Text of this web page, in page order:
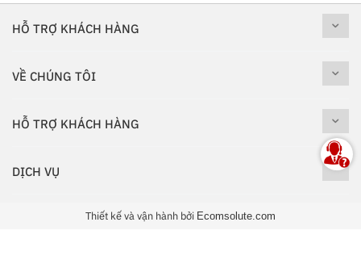
HỖ TRỢ KHÁCH HÀNG
VỀ CHÚNG TÔI
HỖ TRỢ KHÁCH HÀNG
DỊCH VỤ
Thiết kế và vận hành bởi Ecomsolute.com